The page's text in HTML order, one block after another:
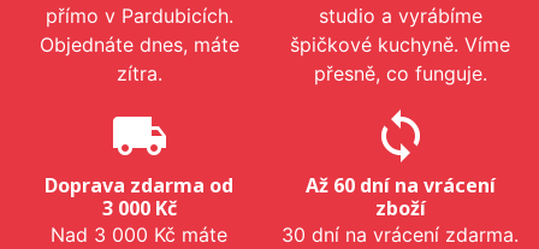
přímo v Pardubicích.
Objednáte dnes, máte
zítra.
studio a vyrábíme
špičkové kuchyně. Víme
přesně, co funguje.
local_shipping
Doprava zdarma od
3 000 Kč
Nad 3 000 Kč máte
sync
Až 60 dní na vrácení
zboží
30 dní na vrácení zdarma.